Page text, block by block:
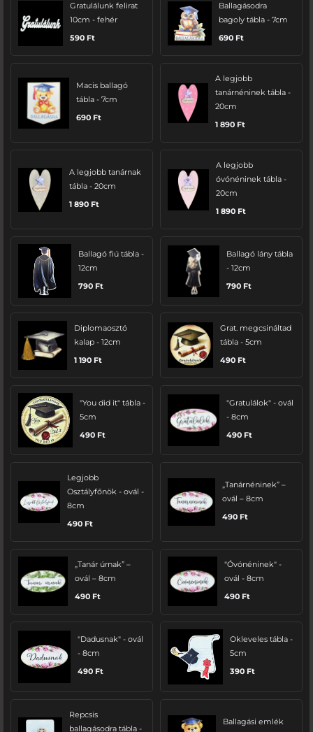
Gratulálunk felirat
10cm - fehér
590 Ft
Ballagásodra
bagoly tábla - 7cm
690 Ft
Macis ballagó
tábla - 7cm
690 Ft
A legjobb
tanárnéninek tábla -
20cm
1 890 Ft
A legjobb tanárnak
tábla - 20cm
1 890 Ft
A legjobb
óvónéninek tábla -
20cm
1 890 Ft
Ballagó fiú tábla -
12cm
790 Ft
Ballagó lány tábla
- 12cm
790 Ft
Diplomaosztó
kalap - 12cm
1 190 Ft
Grat. megcsináltad
tábla - 5cm
490 Ft
"You did it" tábla -
5cm
490 Ft
"Gratulálok" - ovál
- 8cm
490 Ft
Legjobb
Osztályfőnök - ovál -
8cm
490 Ft
„Tanárnéninek” –
ovál – 8cm
490 Ft
„Tanár úrnak” –
ovál – 8cm
490 Ft
"Óvónéninek" -
ovál - 8cm
490 Ft
"Dadusnak" - ovál
- 8cm
490 Ft
Okleveles tábla -
5cm
390 Ft
Repcsis
ballagásodra tábla -
Ballagási emlék